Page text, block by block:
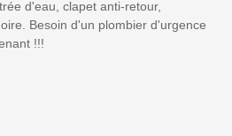
d'eau, clapet anti-retour,
Besoin d'un plombier d'urgence
!!!